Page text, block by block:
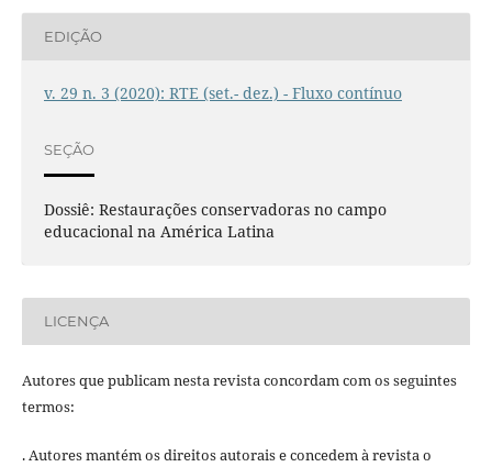
EDIÇÃO
v. 29 n. 3 (2020): RTE (set.- dez.) - Fluxo contínuo
SEÇÃO
Dossiê: Restaurações conservadoras no campo
educacional na América Latina
LICENÇA
Autores que publicam nesta revista concordam com os seguintes
termos:
. Autores mantém os direitos autorais e concedem à revista o